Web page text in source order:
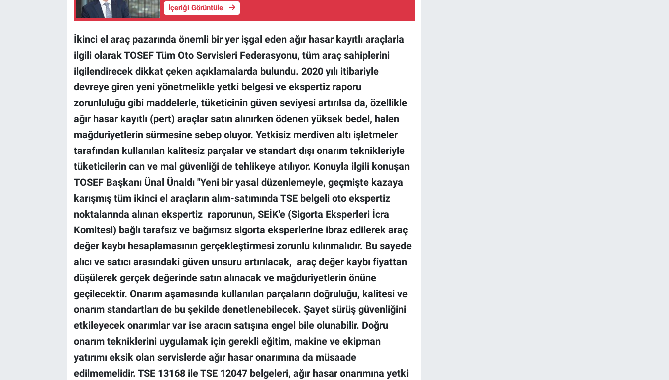
İçeriği Görüntüle
İkinci el araç pazarında önemli bir yer işgal eden ağır hasar kayıtlı araçlarla
ilgili olarak TOSEF Tüm Oto Servisleri Federasyonu, tüm araç sahiplerini
ilgilendirecek dikkat çeken açıklamalarda bulundu. 2020 yılı itibariyle
devreye giren yeni yönetmelikle yetki belgesi ve ekspertiz raporu
zorunluluğu gibi maddelerle, tüketicinin güven seviyesi artırılsa da, özellikle
ağır hasar kayıtlı (pert) araçlar satın alınırken ödenen yüksek bedel, halen
mağduriyetlerin sürmesine sebep oluyor. Yetkisiz merdiven altı işletmeler
tarafından kullanılan kalitesiz parçalar ve standart dışı onarım teknikleriyle
tüketicilerin can ve mal güvenliği de tehlikeye atılıyor. Konuyla ilgili konuşan
TOSEF Başkanı Ünal Ünaldı "Yeni bir yasal düzenlemeyle, geçmişte kazaya
karışmış tüm ikinci el araçların alım-satımında TSE belgeli oto ekspertiz
noktalarında alınan ekspertiz raporunun, SEİK'e (Sigorta Eksperleri İcra
Komitesi) bağlı tarafsız ve bağımsız sigorta eksperlerine ibraz edilerek araç
değer kaybı hesaplamasının gerçekleştirmesi zorunlu kılınmalıdır. Bu sayede
alıcı ve satıcı arasındaki güven unsuru artırılacak, araç değer kaybı fiyattan
düşülerek gerçek değerinde satın alınacak ve mağduriyetlerin önüne
geçilecektir. Onarım aşamasında kullanılan parçaların doğruluğu, kalitesi ve
onarım standartları de bu şekilde denetlenebilecek. Şayet sürüş güvenliğini
etkileyecek onarımlar var ise aracın satışına engel bile olunabilir. Doğru
onarım tekniklerini uygulamak için gerekli eğitim, makine ve ekipman
yatırımı eksik olan servislerde ağır hasar onarımına da müsaade
edilmemelidir. TSE 13168 ile TSE 12047 belgeleri, ağır hasar onarımına yetki